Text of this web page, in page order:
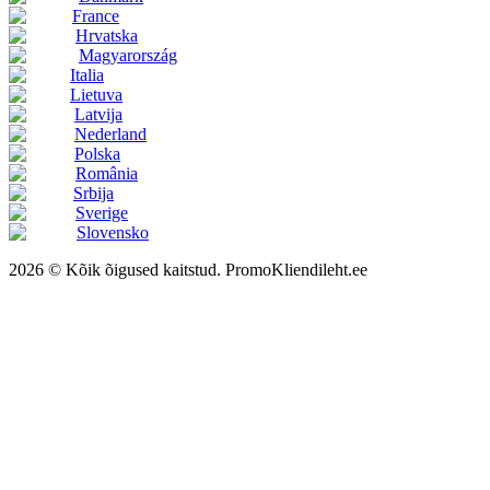
France
Hrvatska
Magyarország
Italia
Lietuva
Latvija
Nederland
Polska
România
Srbija
Sverige
Slovensko
2026 © Kõik õigused kaitstud. PromoKliendileht.ee